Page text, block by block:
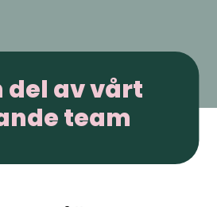
del av vårt
team